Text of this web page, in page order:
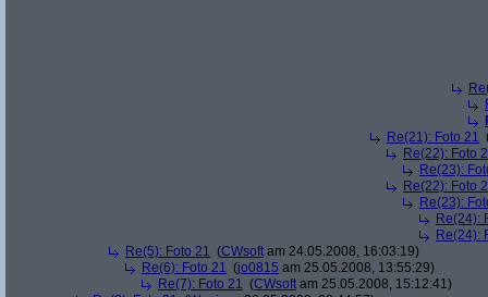
Re(21): Foto 21
Re(22): Foto
Re(23):
Re(22): Foto
Re(23):
Re(24):
Re(24):
Re(5): Foto 21 (CWsoft am 24.05.2008, 16:03:19)
Re(6): Foto 21 (jo0815 am 25.05.2008, 13:55:29)
Re(7): Foto 21 (CWsoft am 25.05.2008, 15:12:41)